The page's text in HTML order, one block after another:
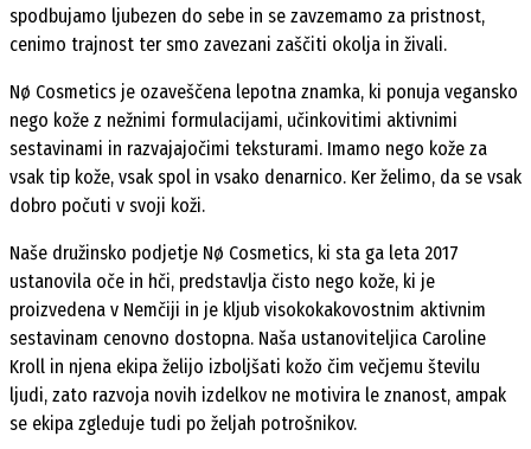
spodbujamo ljubezen do sebe in se zavzemamo za pristnost,
cenimo trajnost ter smo zavezani zaščiti okolja in živali.
Nø Cosmetics je ozaveščena lepotna znamka, ki ponuja vegansko
nego kože z nežnimi formulacijami, učinkovitimi aktivnimi
sestavinami in razvajajočimi teksturami. Imamo nego kože za
vsak tip kože, vsak spol in vsako denarnico. Ker želimo, da se vsak
dobro počuti v svoji koži.
Naše družinsko podjetje Nø Cosmetics, ki sta ga leta 2017
ustanovila oče in hči, predstavlja čisto nego kože, ki je
proizvedena v Nemčiji in je kljub visokokakovostnim aktivnim
sestavinam cenovno dostopna. Naša ustanoviteljica Caroline
Kroll in njena ekipa želijo izboljšati kožo čim večjemu številu
ljudi, zato razvoja novih izdelkov ne motivira le znanost, ampak
se ekipa zgleduje tudi po željah potrošnikov.